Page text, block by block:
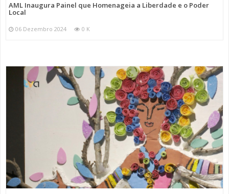
AML Inaugura Painel que Homenageia a Liberdade e o Poder
Local
06 Dezembro 2024 0 K